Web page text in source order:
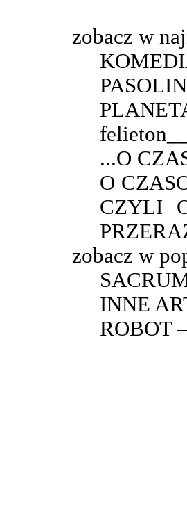
zobacz w
...O
O
CZYLI
zobacz w
INNE
ROBOT